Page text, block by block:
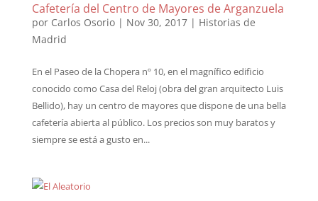
Cafetería del Centro de Mayores de Arganzuela
por Carlos Osorio| Nov 30, 2017| Historias de
Madrid
En el Paseo de la Chopera nº 10, en el magnífico edificio
conocido como Casa del Reloj (obra del gran arquitecto Luis
Bellido), hay un centro de mayores que dispone de una bella
cafetería abierta al público. Los precios son muy baratos y
siempre se está a gusto en...